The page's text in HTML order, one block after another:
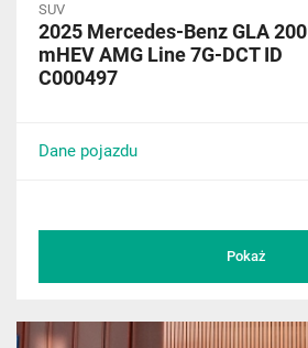
SUV
2025 Mercedes-Benz GLA 200
mHEV AMG Line 7G-DCT ID
C000497
Dane pojazdu
Pokaż